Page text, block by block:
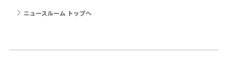
ニュースルーム トップへ